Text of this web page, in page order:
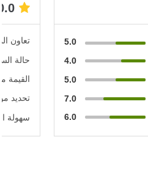
5.0
4.0
5.0
7.0
6.0
تعاون
حالة
القيمة
تحديد
سهولة